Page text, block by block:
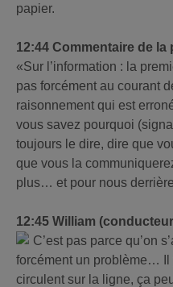
papier.
12:44 Commentaire de la
«Sur l’information : la
pas forcément au courant
raisonnement qui est
vous savez pourquoi
toujours le dire, dire que
que vous la
plus… et pour nous
12:45 William
C’est pas parce qu’on
forcément un problème… Il
circulent sur la ligne, ça